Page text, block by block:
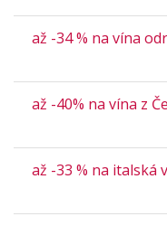
až -34 % na vína
až -40% na vína z
až -33 % na italská